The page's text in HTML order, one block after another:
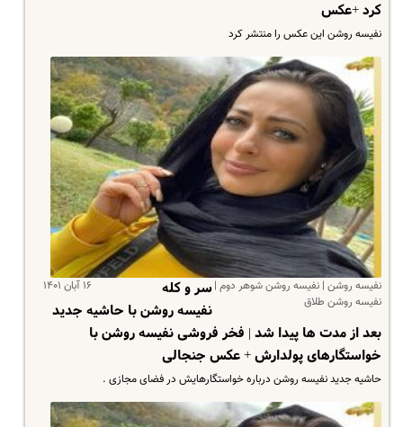
کرد +عکس
نفیسه روشن این عکس را منتشر کرد
نفیسه روشن | نفیسه روشن شوهر دوم |
نفیسه روشن طلاق
۱۶ آبان ۱۴۰۱
سر و کله
نفیسه روشن با حاشیه جدید
بعد از مدت ها پیدا شد | فخر فروشی نفیسه روشن با
خواستگارهای پولدارش + عکس جنجالی
حاشیه جدید نفیسه روشن درباره خواستگارهایش در فضای مجازی .